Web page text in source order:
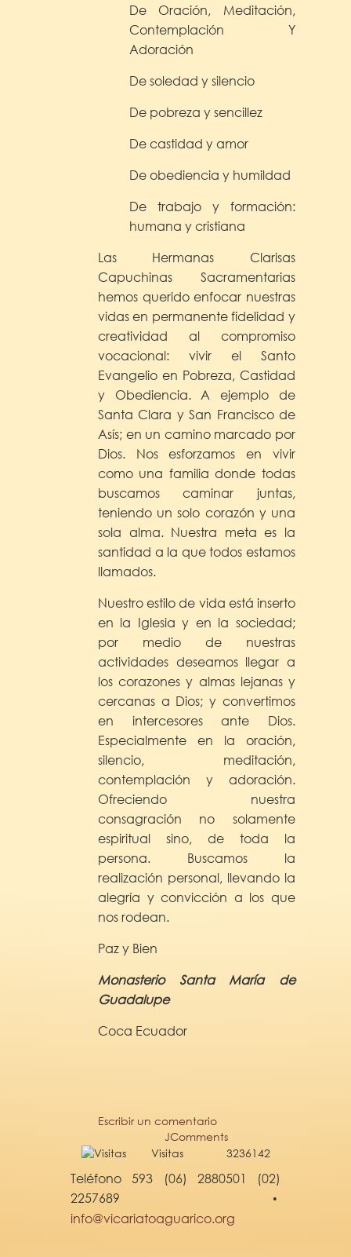
De Oración, Meditación,
Contemplación Y
Adoración
De soledad y silencio
De pobreza y sencillez
De castidad y amor
De obediencia y humildad
De trabajo y formación:
humana y cristiana
Las Hermanas Clarisas
Capuchinas Sacramentarias
hemos querido enfocar nuestras
vidas en permanente fidelidad y
creatividad al compromiso
vocacional: vivir el Santo
Evangelio en Pobreza, Castidad
y Obediencia. A ejemplo de
Santa Clara y San Francisco de
Asís; en un camino marcado por
Dios. Nos esforzamos en vivir
como una familia donde todas
buscamos caminar juntas,
teniendo un solo corazón y una
sola alma. Nuestra meta es la
santidad a la que todos estamos
llamados.
Nuestro estilo de vida está inserto
en la Iglesia y en la sociedad;
por medio de nuestras
actividades deseamos llegar a
los corazones y almas lejanas y
cercanas a Dios; y convertimos
en intercesores ante Dios.
Especialmente en la oración,
silencio, meditación,
contemplación y adoración.
Ofreciendo nuestra
consagración no solamente
espiritual sino, de toda la
persona. Buscamos la
realización personal, llevando la
alegría y convicción a los que
nos rodean.
Paz y Bien
Monasterio Santa María de
Guadalupe
Coca Ecuador
Escribir un comentario
JComments
Visitas
3236142
Teléfono 593 (06) 2880501 (02)
2257689 •
info@vicariatoaguarico.org